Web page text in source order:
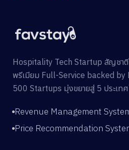
Hospitality Tech Startup สัญชา
พรีเมียม Full-Service backed
500 Startups มุ่งขยายสู่ 5 ประเทศ
Revenue Management
Price Recommendation